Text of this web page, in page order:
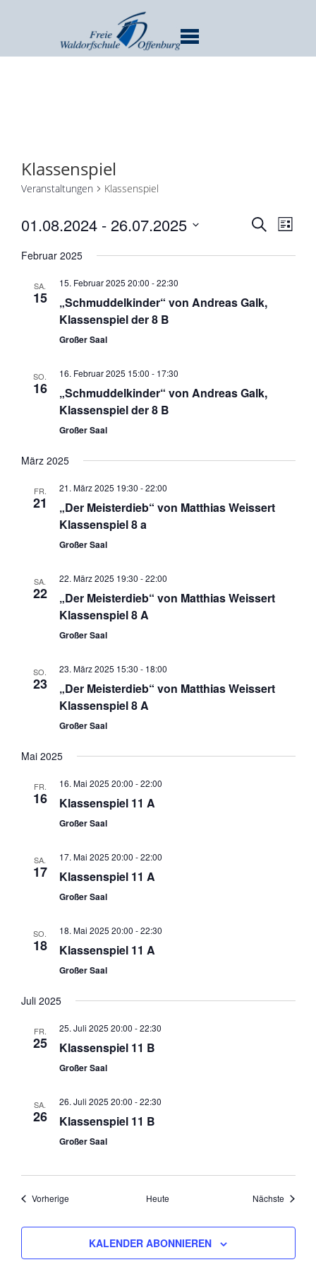
Klassenspiel
Veranstaltungen Klassenspiel
und
SUCHELISTE
01.08.2024 - 26.07.2025
Februar 2025
SA.
15
15. Februar 2025 20:00 -22:30
„Schmuddelkinder“ von Andreas Galk,
Klassenspiel der 8 B
Großer Saal
SO.
16
16. Februar 2025 15:00 - 17:30
„Schmuddelkinder“ von Andreas Galk,
Klassenspiel der 8 B
Großer Saal
März 2025
FR.
21
21. März 2025 19:30 -22:00
„Der Meisterdieb“ von Matthias Weissert
Klassenspiel 8 a
Großer Saal
SA.
22
22. März 2025 19:30 -22:00
„Der Meisterdieb“ von Matthias Weissert
Klassenspiel 8 A
Großer Saal
SO.
23
23. März 2025 15:30 - 18:00
„Der Meisterdieb“ von Matthias Weissert
Klassenspiel 8 A
Großer Saal
Mai 2025
FR.
16
16. Mai 2025 20:00 -22:00
Klassenspiel 11 A
Großer Saal
SA.
17
17. Mai 2025 20:00 -22:00
Klassenspiel 11 A
Großer Saal
SO.
18
18. Mai 2025 20:00 -22:30
Klassenspiel 11 A
Großer Saal
Juli 2025
FR.
25
25. Juli 2025 20:00 -22:30
Klassenspiel 11 B
Großer Saal
SA.
26
26. Juli 2025 20:00 -22:30
Klassenspiel 11 B
Großer Saal
VorherigeVeranstaltungen Heute Nächste
KALENDER ABONNIEREN